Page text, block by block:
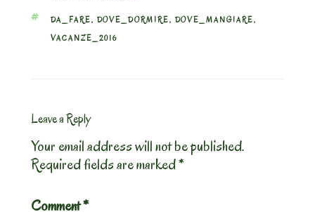
TAGS
DA_FARE, DOVE_DORMIRE, DOVE_MANGIARE,
VACANZE_2016
Leave a Reply
Your email address will not be published.
Required fields are marked*
Comment*